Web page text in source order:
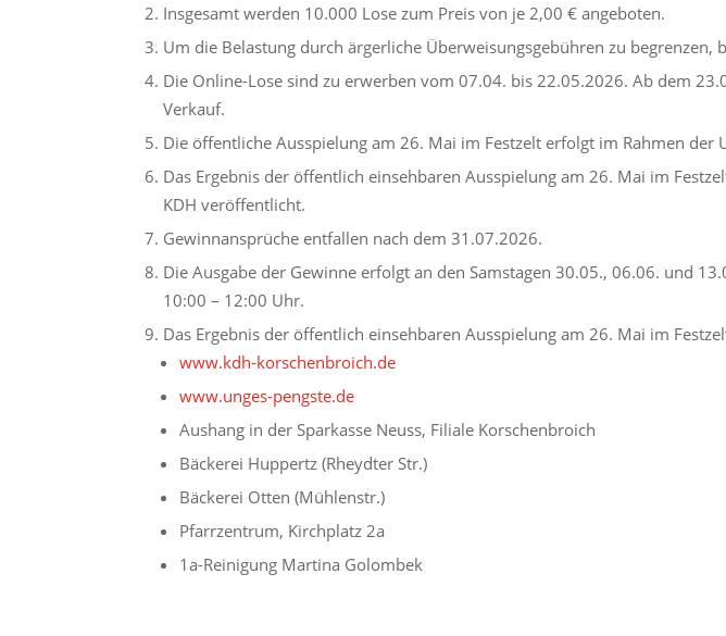
Insgesamt werden 10.000 Lose zum Preis von je 2,00 € angeboten.
Um die Belastung durch ärgerliche Überweisungsgebühren zu
Die Online-Lose sind zu erwerben vom 07.04. bis 22.05.2026. Ab dem
Verkauf.
Die öffentliche Ausspielung am 26. Mai im Festzelt erfolgt im Rahmen der
Das Ergebnis der öffentlich einsehbaren Ausspielung am 26. Mai im
KDH veröffentlicht.
Gewinnansprüche entfallen nach dem 31.07.2026.
Die Ausgabe der Gewinne erfolgt an den Samstagen 30.05., 06.06. und
10:00 – 12:00 Uhr.
Das Ergebnis der öffentlich einsehbaren Ausspielung am 26. Mai im
www.kdh-korschenbroich.de
www.unges-pengste.de
Aushang in der Sparkasse Neuss, Filiale Korschenbroich
Bäckerei Huppertz (Rheydter Str.)
Bäckerei Otten (Mühlenstr.)
Pfarrzentrum, Kirchplatz 2a
1a-Reinigung Martina Golombek